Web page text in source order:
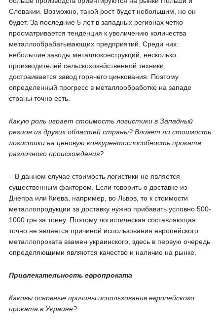
Словакии. Возможно, такой рост будет небольшим, но он
будет. За последние 5 лет в западных регионах четко
просматривается тенденция к увеличению количества
металлообрабатывающих предприятий. Среди них:
небольшие заводы металлоконструкций, несколько
производителей сельскохозяйственной техники,
достраивается завод горячего цинкования. Поэтому
определенный прогресс в металлообработке на западе
страны точно есть.
Какую роль играет стоимость логистики в Западный
регион из других областей страны? Влияет ли стоимость
логистики на ценовую конкурентоспособность проката
различного происхождения?
– В данном случае стоимость логистики не является
существенным фактором. Если говорить о доставке из
Днепра или Киева, например, во Львов, то к стоимости
металлопродукции за доставку нужно прибавить условно 500-
1000 грн за тонну. Поэтому логистическая составляющая
точно не является причиной использования европейского
металлопроката взамен украинского, здесь в первую очередь
определяющими являются качество и наличие на рынке.
Привлекательность европроката
Каковы основные причины использования европейского
проката в Украине?